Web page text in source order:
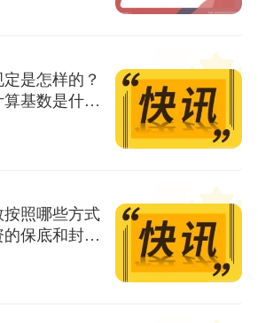
是怎样的？
基数是什
照哪些方式
保底和封顶